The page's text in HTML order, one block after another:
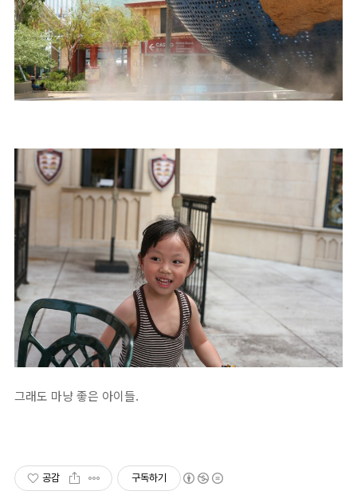
그래도 마냥 좋은 아이들.
공감 구독하기